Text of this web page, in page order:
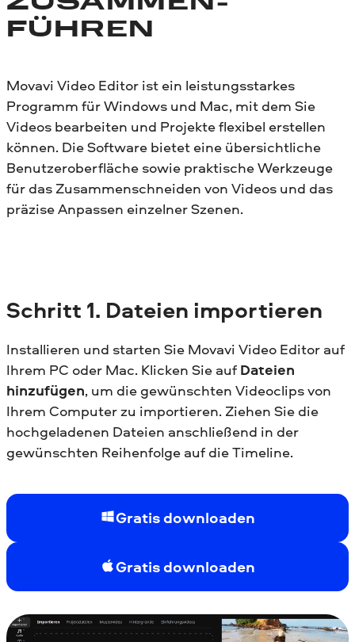
FÜHREN
Movavi Video Editor ist ein leistungsstarkes
Programm für Windows und Mac, mit dem Sie
Videos bearbeiten und Projekte flexibel erstellen
können. Die Software bietet eine übersichtliche
Benutzeroberfläche sowie praktische Werkzeuge
für das Zusammenschneiden von Videos und das
präzise Anpassen einzelner Szenen.
Schritt 1. Dateien importieren
Installieren und starten Sie Movavi Video Editor auf
Ihrem PC oder Mac. Klicken Sie auf Dateien
hinzufügen, um die gewünschten Videoclips von
Ihrem Computer zu importieren. Ziehen Sie die
hochgeladenen Dateien anschließend in der
gewünschten Reihenfolge auf die Timeline.
Gratis downloaden
Gratis downloaden